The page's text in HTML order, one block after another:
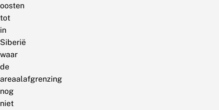
oosten
tot
in
Siberië
waar
de
areaalafgrenzing
nog
niet